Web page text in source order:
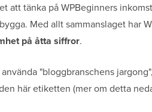
att tänka på WPBeginners
Med allt sammanslaget har
på åtta siffror.
"bloggbranschens
här etiketten (mer om detta